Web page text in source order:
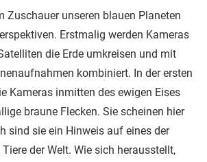
Zuschauer unseren blauen Planeten
Erstmalig werden Kameras
die Erde umkreisen und mit
kombiniert. In der ersten
Kameras inmitten des ewigen Eises
braune Flecken. Sie scheinen hier
sind sie ein Hinweis auf eines der
der Welt. Wie sich herausstellt,